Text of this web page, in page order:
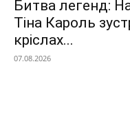
Битва легенд:
Тіна Кароль
кріслах...
07.08.2026